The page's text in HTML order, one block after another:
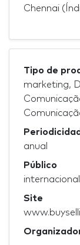
Chennai
Tipo de
marketing,
anual
Público
internacional
Site